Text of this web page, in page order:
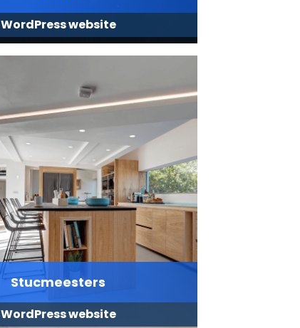
WordPress website
Stucmeesters
WordPress website